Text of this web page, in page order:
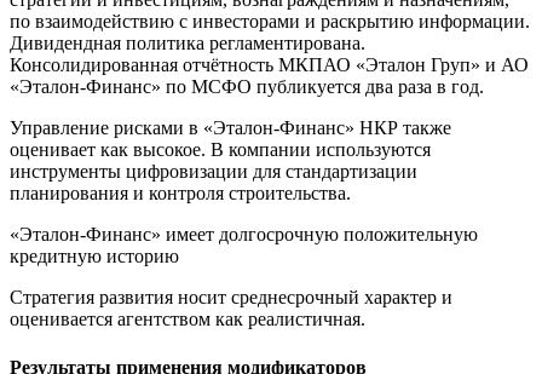
по взаимодействию с инвесторами и раскрытию информации.
Дивидендная политика регламентирована.
Консолидированная отчётность МКПАО «Эталон Груп» и АО
«Эталон-Финанс» по МСФО публикуется два раза в год.
Управление рисками в «Эталон-Финанс» НКР также
оценивает как высокое. В компании используются
инструменты цифровизации для стандартизации
планирования и контроля строительства.
«Эталон-Финанс» имеет долгосрочную положительную
кредитную историю
Стратегия развития носит среднесрочный характер и
оценивается агентством как реалистичная.
Результаты применения модификаторов